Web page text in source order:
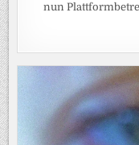
nun